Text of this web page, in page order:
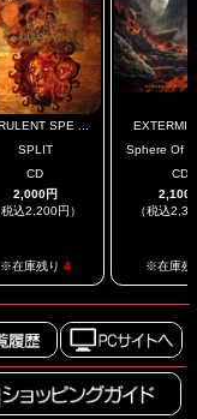
SPE ...
SPLIT
CD
2,000円
税込2,200円）
※在庫残り 4
Sphere Of
CD
2,100
（税込
※在庫残